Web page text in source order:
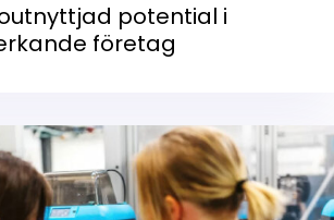
potential i
företag